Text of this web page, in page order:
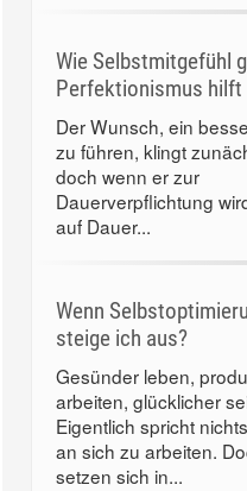
Wie Selbstmitgefühl
Perfektionismus hilft
Der Wunsch, ein
zu führen, klingt
doch wenn er zur
Dauerverpflichtung
auf Dauer...
Wenn
steige ich aus?
Gesünder leben,
arbeiten, glücklicher
Eigentlich spricht
an sich zu arbeiten.
setzen sich in...